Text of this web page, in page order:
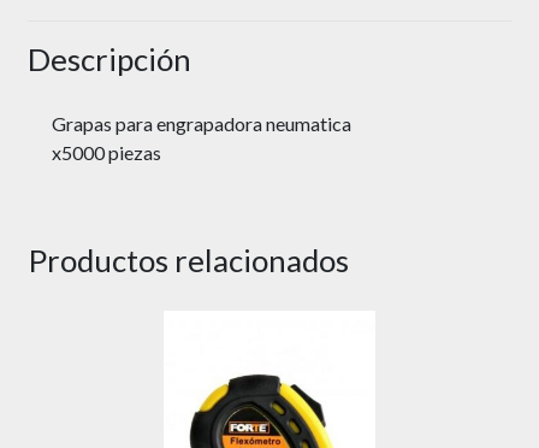
Descripción
Grapas para engrapadora neumatica
x5000 piezas
Productos relacionados